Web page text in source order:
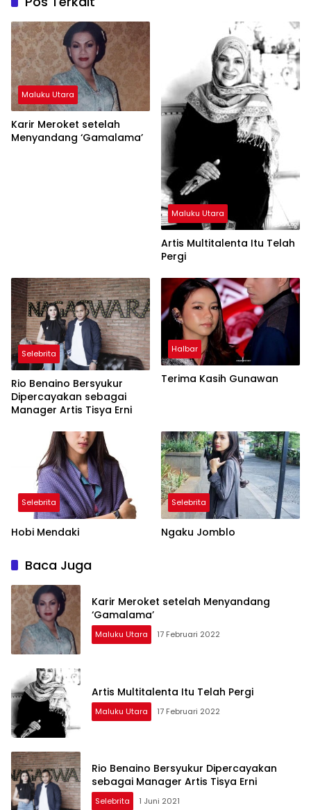
Maluku Utara
Karir Meroket setelah
Menyandang ‘Gamalama’
Maluku Utara
Artis Multitalenta Itu Telah
Pergi
Selebrita
Rio Benaino Bersyukur
Dipercayakan sebagai
Manager Artis Tisya Erni
Halbar
Terima Kasih Gunawan
Selebrita
Hobi Mendaki
Selebrita
Ngaku Jomblo
Baca Juga
Karir Meroket setelah Menyandang
‘Gamalama’
Maluku Utara 17 Februari 2022
Artis Multitalenta Itu Telah Pergi
Maluku Utara 17 Februari 2022
Rio Benaino Bersyukur Dipercayakan
sebagai Manager Artis Tisya Erni
Selebrita 1 Juni 2021